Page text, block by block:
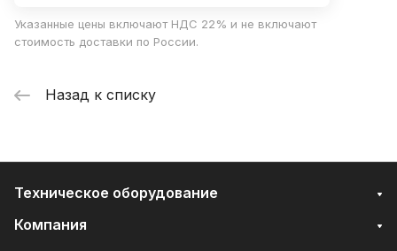
Указанные цены включают НДС 22% и не включают
стоимость доставки по России.
Назад к списку
Техническое оборудование
Компания